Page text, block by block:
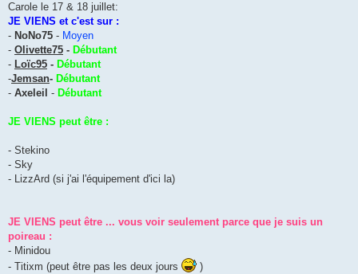
Carole le 17 & 18 juillet:
JE VIENS et c'est sur :
- NoNo75 - Moyen
- Olivette75 - Débutant
- Loïc95 - Débutant
-Jemsan- Débutant
- Axeleil - Débutant
JE VIENS peut être :
- Stekino
- Sky
- LizzArd (si j'ai l'équipement d'ici la)
JE VIENS peut être ... vous voir seulement parce que je suis un
poireau :
- Minidou
- Titixm (peut être pas les deux jours
)